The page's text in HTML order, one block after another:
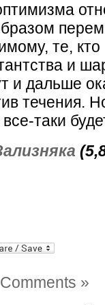
те,
и
и дальше
течения.
таки
»